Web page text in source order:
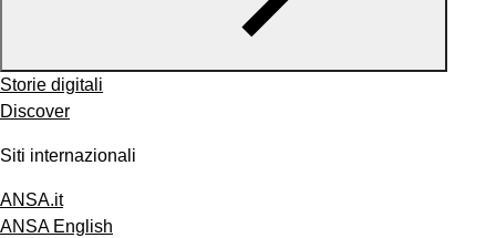
Storie digitali
Discover
Siti internazionali
ANSA.it
ANSA English